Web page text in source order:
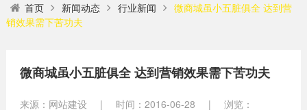
关
于
们
公
网
站
划
法
解
案
高端
营
化
案
示
新
态
首页 新闻动态 行业新闻
微商城虽小五脏俱全 达到营
销效果需下苦功夫
微商城虽小五脏俱全 达到营销效果需下苦功夫
来源：网站建设 | 时间：2016-06-28 | 浏览：